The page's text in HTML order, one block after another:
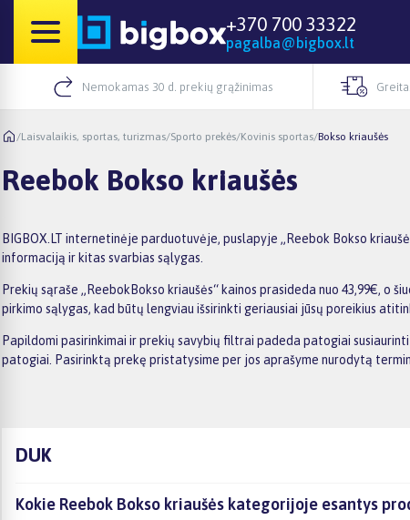
+370 700 33322
pagalba@bigbox.lt
Nemokamas 30 d. prekių grąžinimas
/Laisvalaikis, sportas, turizmas/Sporto prekės/Kovinis sportas/Bokso kriaušės
Reebok Bokso kriaušės
BIGBOX.LT internetinėje parduotuvėje, puslapyje „Reebok Bokso
informaciją ir kitas svarbias sąlygas.
Prekių sąraše „ReebokBokso kriaušės“ kainos prasideda nuo 43,99€,
pirkimo sąlygas, kad būtų lengviau išsirinkti geriausiai jūsų poreikius
Papildomi pasirinkimai ir prekių savybių filtrai padeda patogiai
patogiai. Pasirinktą prekę pristatysime per jos aprašyme nurodytą
DUK
Kokie Reebok Bokso kriaušės kategorijoje esantys